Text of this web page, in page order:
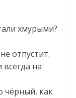
хмурыми?
отпустит.
на
чёрный, как